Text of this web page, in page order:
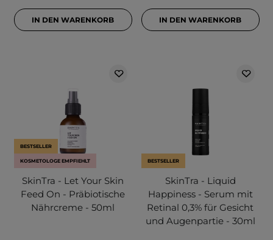
IN DEN WARENKORB IN DEN WARENKORB
BESTSELLER
KOSMETOLOGE EMPFIEHLT
SkinTra - Let Your Skin
Feed On - Präbiotische
Nährcreme - 50ml
BESTSELLER
SkinTra - Liquid
Happiness - Serum mit
Retinal 0,3% für Gesicht
und Augenpartie - 30ml